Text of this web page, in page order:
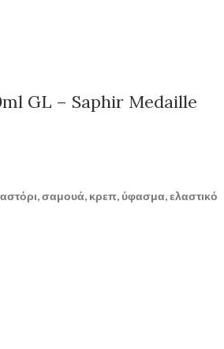
GL – Saphir Medaille
σαμουά, κρεπ, ύφασμα, ελαστικό